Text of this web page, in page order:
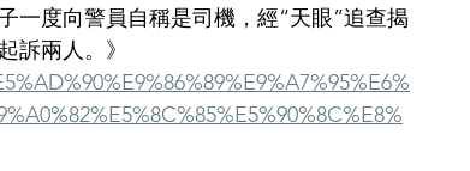
一度向警員自稱是司機，經“天眼”追查揭
訴兩人。》